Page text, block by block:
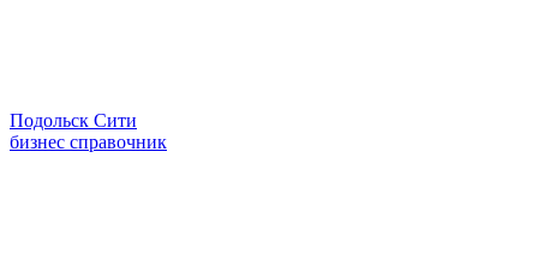
Подольск Сити
бизнес справочник